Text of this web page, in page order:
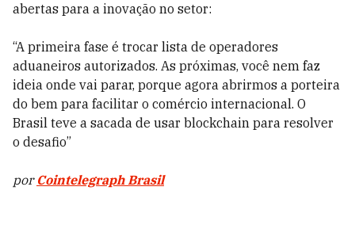
abertas para a inovação no setor:
“A primeira fase é trocar lista de operadores
aduaneiros autorizados. As próximas, você nem faz
ideia onde vai parar, porque agora abrirmos a porteira
do bem para facilitar o comércio internacional. O
Brasil teve a sacada de usar blockchain para resolver
o desafio”
por Cointelegraph Brasil